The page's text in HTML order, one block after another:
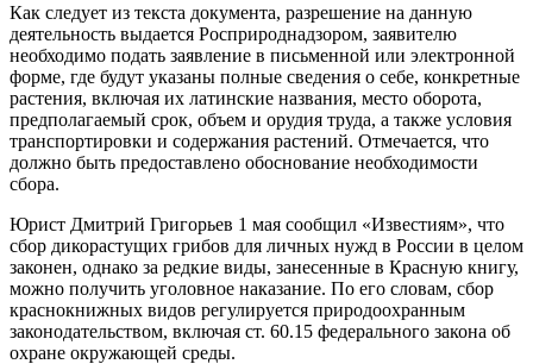
Как следует из текста документа, разрешение на данную
деятельность выдается Росприроднадзором, заявителю
необходимо подать заявление в письменной или электронной
форме, где будут указаны полные сведения о себе, конкретные
растения, включая их латинские названия, место оборота,
предполагаемый срок, объем и орудия труда, а также условия
транспортировки и содержания растений. Отмечается, что
должно быть предоставлено обоснование необходимости
сбора.
Юрист Дмитрий Григорьев 1 мая сообщил «Известиям», что
сбор дикорастущих грибов для личных нужд в России в целом
законен, однако за редкие виды, занесенные в Красную книгу,
можно получить уголовное наказание. По его словам, сбор
краснокнижных видов регулируется природоохранным
законодательством, включая ст. 60.15 федерального закона об
охране окружающей среды.